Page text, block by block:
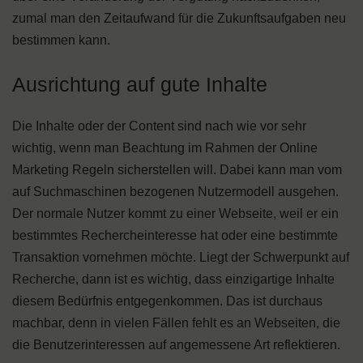
zumal man den Zeitaufwand für die Zukunftsaufgaben neu
bestimmen kann.
Ausrichtung auf gute Inhalte
Die Inhalte oder der Content sind nach wie vor sehr
wichtig, wenn man Beachtung im Rahmen der Online
Marketing Regeln sicherstellen will. Dabei kann man vom
auf Suchmaschinen bezogenen Nutzermodell ausgehen.
Der normale Nutzer kommt zu einer Webseite, weil er ein
bestimmtes Rechercheinteresse hat oder eine bestimmte
Transaktion vornehmen möchte. Liegt der Schwerpunkt auf
Recherche, dann ist es wichtig, dass einzigartige Inhalte
diesem Bedürfnis entgegenkommen. Das ist durchaus
machbar, denn in vielen Fällen fehlt es an Webseiten, die
die Benutzerinteressen auf angemessene Art reflektieren.